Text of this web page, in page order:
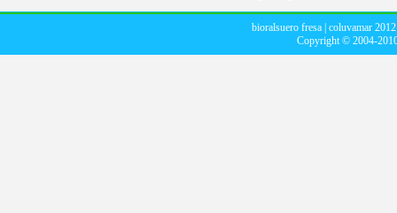
bioralsuero fresa| coluvamar 2012
Copyright © 2004-